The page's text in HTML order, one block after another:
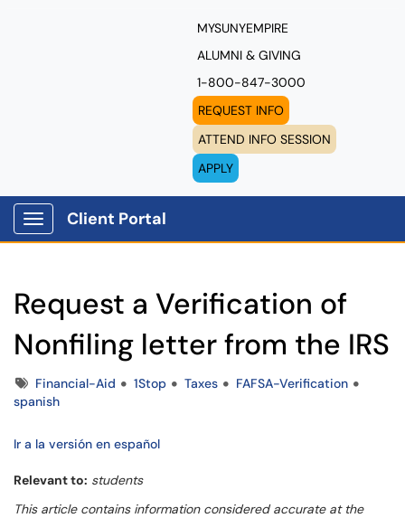
MYSUNYEMPIRE
ALUMNI & GIVING
1-800-847-3000
REQUEST INFO
ATTEND INFO SESSION
APPLY
Show Applications Menu
Client Portal
Request a Verification of
Nonfiling letter from the IRS
TagsFinancial-Aid 1Stop Taxes
FAFSA-Verification
spanish
Ir a la versión en español
Relevant to: students
This article contains information considered accurate at the